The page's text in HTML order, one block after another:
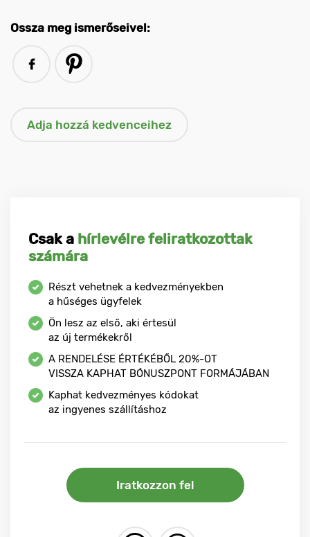
Ossza meg ismerőseivel:
Csak a hírlevélre feliratkozottak
számára
Részt vehetnek a kedvezményekben
a hűséges ügyfelek
Ön lesz az első, aki értesül
az új termékekről
A RENDELÉSE ÉRTÉKÉBŐL 20%-OT
VISSZA KAPHAT BÓNUSZPONT FORMÁJÁBAN
Kaphat kedvezményes kódokat
az ingyenes szállításhoz
Iratkozzon fel